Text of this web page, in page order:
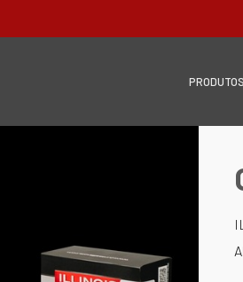
PRODUTOS